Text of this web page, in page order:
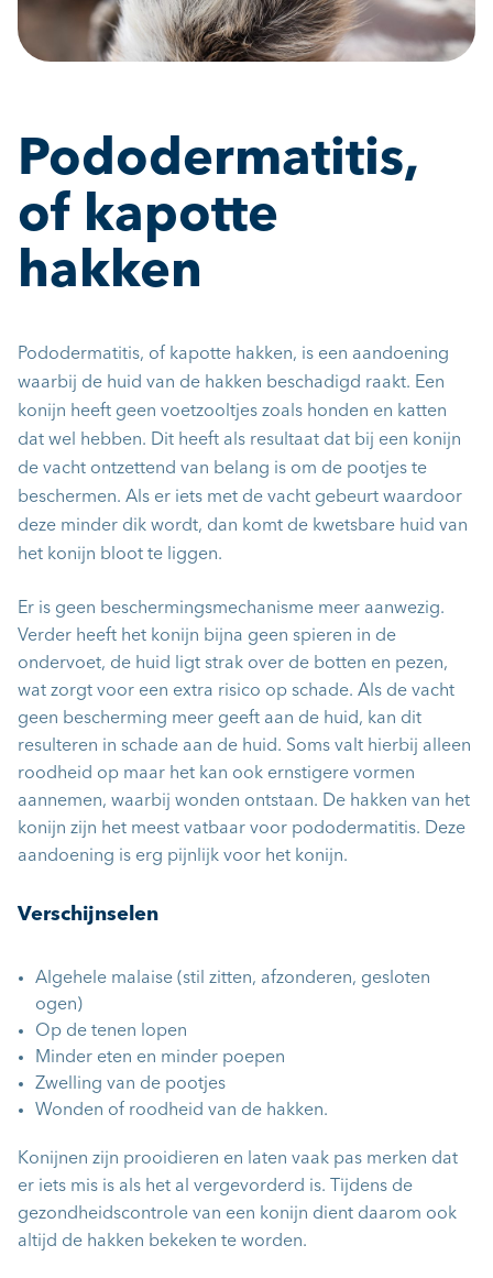
Pododermatitis,
of kapotte
hakken
Pododermatitis, of kapotte hakken, is een aandoening
waarbij de huid van de hakken beschadigd raakt. Een
konijn heeft geen voetzooltjes zoals honden en katten
dat wel hebben. Dit heeft als resultaat dat bij een konijn
de vacht ontzettend van belang is om de pootjes te
beschermen. Als er iets met de vacht gebeurt waardoor
deze minder dik wordt, dan komt de kwetsbare huid van
het konijn bloot te liggen.
Er is geen beschermingsmechanisme meer aanwezig.
Verder heeft het konijn bijna geen spieren in de
ondervoet, de huid ligt strak over de botten en pezen,
wat zorgt voor een extra risico op schade. Als de vacht
geen bescherming meer geeft aan de huid, kan dit
resulteren in schade aan de huid. Soms valt hierbij alleen
roodheid op maar het kan ook ernstigere vormen
aannemen, waarbij wonden ontstaan. De hakken van het
konijn zijn het meest vatbaar voor pododermatitis. Deze
aandoening is erg pijnlijk voor het konijn.
Verschijnselen
Algehele malaise (stil zitten, afzonderen, gesloten
ogen)
Op de tenen lopen
Minder eten en minder poepen
Zwelling van de pootjes
Wonden of roodheid van de hakken.
Konijnen zijn prooidieren en laten vaak pas merken dat
er iets mis is als het al vergevorderd is. Tijdens de
gezondheidscontrole van een konijn dient daarom ook
altijd de hakken bekeken te worden.